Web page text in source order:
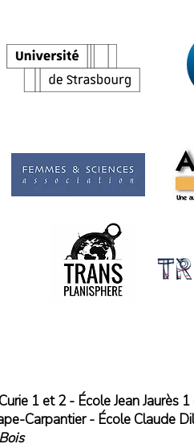
1 et 2 - École Jean Jaurès
Carpantier - École Claude